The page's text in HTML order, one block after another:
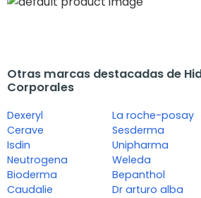
Otras marcas destacadas de
Corporales
Dexeryl
Cerave
Isdin
Neutrogena
Bioderma
Caudalie
La roche-posay
Sesderma
Unipharma
Weleda
Bepanthol
Dr arturo alba